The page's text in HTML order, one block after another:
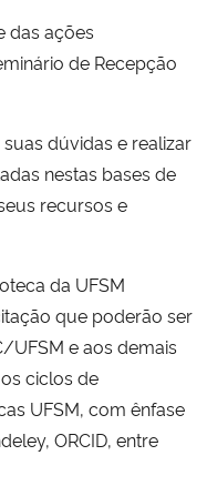
das ações
de Recepção
dúvidas e realizar
nestas bases de
recursos e
da UFSM
que poderão ser
UFSM e aos demais
ciclos de
UFSM, com ênfase
ORCID, entre